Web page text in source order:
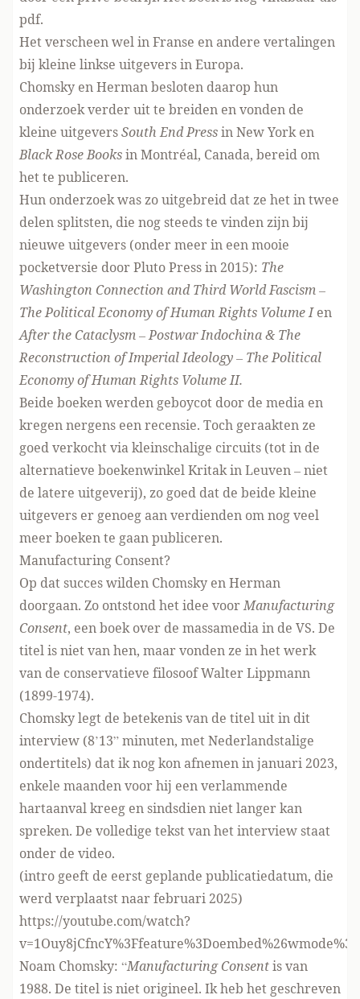
pdf.
Het verscheen wel in Franse en andere vertalingen
bij kleine linkse uitgevers in Europa.
Chomsky en Herman besloten daarop hun
onderzoek verder uit te breiden en vonden de
kleine uitgeversSouth End Pressin New York en
Black Rose Booksin Montréal, Canada, bereid om
het te publiceren.
Hun onderzoek was zo uitgebreid dat ze het in twee
delen splitsten, die nog steeds te vinden zijn bij
nieuwe uitgevers (onder meer in een mooie
pocketversie door Pluto Press in 2015): The
Washington Connection and Third World Fascism –
The Political Economy of Human Rights Volume Ien
After the Cataclysm – Postwar Indochina & The
Reconstruction of Imperial Ideology – The Political
Economy of Human Rights Volume II.
Beide boeken werden geboycot door de media en
kregen nergens een recensie. Toch geraakten ze
goed verkocht via kleinschalige circuits (tot in de
alternatieve boekenwinkel Kritak in Leuven – niet
de latere uitgeverij), zo goed dat de beide kleine
uitgevers er genoeg aan verdienden om nog veel
meer boeken te gaan publiceren.
Manufacturing Consent?
Op dat succes wilden Chomsky en Herman
doorgaan. Zo ontstond het idee voorManufacturing
Consent, een boek over de massamedia in de VS. De
titel is niet van hen, maar vonden ze in het werk
van de conservatieve filosoof Walter Lippmann
(1899-1974).
Chomsky legt de betekenis van de titel uit in dit
interview (8’13” minuten, met Nederlandstalige
ondertitels) dat ik nog kon afnemen in januari 2023,
enkele maanden voor hij een verlammende
hartaanval kreeg en sindsdien niet langer kan
spreken. De volledige tekst van het interview staat
onder de video.
(intro geeft de eerst geplande publicatiedatum, die
werd verplaatst naar februari 2025)
https://youtube.com/watch?
Noam Chomsky: “Manufacturing Consentis van
1988. De titel is niet origineel. Ik heb het geschreven